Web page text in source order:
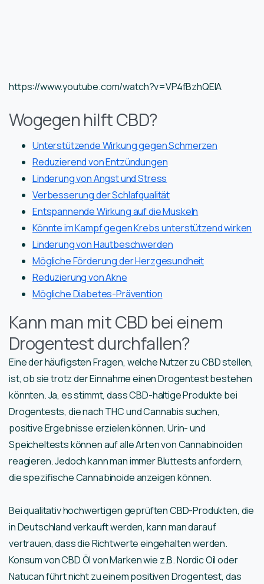
https://www.youtube.com/watch?v=VP4fBzhQElA
Wogegen hilft CBD?
Unterstützende Wirkung gegen Schmerzen
Reduzierend von Entzündungen
Linderung von Angst und Stress
Verbesserung der Schlafqualität
Entspannende Wirkung auf die Muskeln
Könnte im Kampf gegen Krebs unterstützend wirken
Linderung von Hautbeschwerden
Mögliche Förderung der Herzgesundheit
Reduzierung von Akne
Mögliche Diabetes-Prävention
Kann man mit CBD bei einem
Drogentest durchfallen?
Eine der häufigsten Fragen, welche Nutzer zu CBD stellen,
ist, ob sie trotz der Einnahme einen Drogentest bestehen
könnten. Ja, es stimmt, dass CBD-haltige Produkte bei
Drogentests, die nach THC und Cannabis suchen,
positive Ergebnisse erzielen können. Urin- und
Speicheltests können auf alle Arten von Cannabinoiden
reagieren. Jedoch kann man immer Bluttests anfordern,
die spezifische Cannabinoide anzeigen können.
Bei qualitativ hochwertigen geprüften CBD-Produkten, die
in Deutschland verkauft werden, kann man darauf
vertrauen, dass die Richtwerte eingehalten werden.
Konsum von CBD Öl von Marken wie z.B. Nordic Oil oder
Natucan führt nicht zu einem positiven Drogentest, das